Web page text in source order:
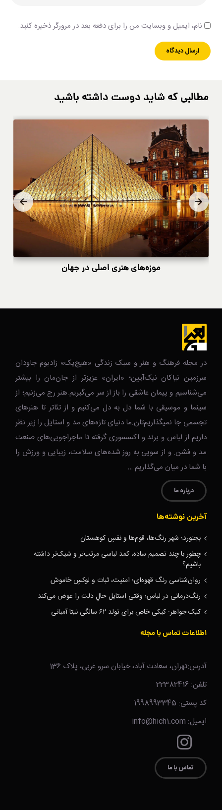
نام، ایمیل و وبسایت من را برای دفعه بعد در مرورگر ذخیره کنید.
مطالبی که شاید دوست داشته باشید
موزه‌های هنری اصلی در جهان
در مجله فرهنگ و هنر و سبک زندگی‌ «هیچ‌یک» زادبوم جاودان
سرزمین نیاکان نیک‌‌‌آیین؛ «ایران» عزیزتر از جان‌مان را بیشتر
می‌شناسیم و پیمان عاشقی را باز از سر می‌گیریم.هنر رج می‌زنیم؛ از
سینما و موسیقی با شما دل به دل می‌کنیم و از تئاتر تا هنرهای
تجسمی جا نمیگذاریم‌تان.ما دنیای تازه‌های مد و استایل را زیر نظر
داریم از لباس و برند و اکسسوری گرفته تا ماجراجویی‌های صنعت
مد و فشن. و از سویی به روز شده‌های سلامت، زیبایی و ورزش را
با شما در میان می‌گذاریم …
درباره ما
آخرین نوشته‌ها
بجنورد؛ شهر رنگ‌ها، قوم‌ها و نفسِ کوهستان
چطور با چند تصمیم ساده، کمد لباسی مرتب‌تر و شیک‌تر داشته
باشیم؟
روان‌شناسی رنگ قهوه‌ای؛ امنیت، ثبات و لوکسِ خاموش
رنگ‌درمانی در لباس؛ وقتی استایل حالِ دلت را عوض می‌کند
کیک جواهر: کیکی خاص برای تولد ۶۲ سالگی نیتا آمبانی
اطلاعات تماس با مجله
آدرس:تهران، سعادت آباد، خیابان سرو غربی، پلاک 136
تلفن: 22382416
کد پستی: 1998993345
ایمیل: info@hich1.com
تماس با ما